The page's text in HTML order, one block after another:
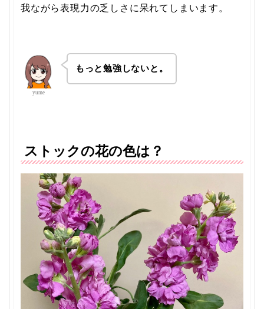
我ながら表現力の乏しさに呆れてしまいます。
yume
もっと勉強しないと。
ストックの花の色は？